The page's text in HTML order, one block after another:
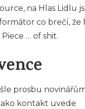
na Hlas Lidlu
co brečí, že
… of shit.
prosbu
kontakt uvede